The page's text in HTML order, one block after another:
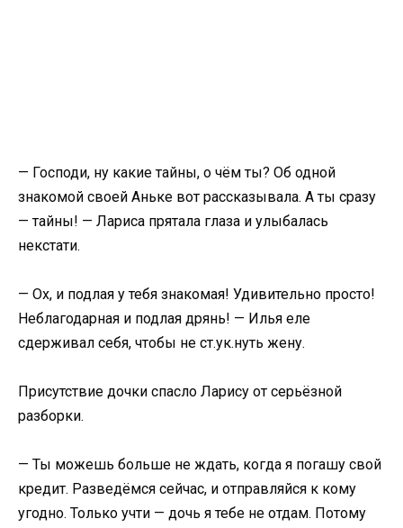
— Господи, ну какие тайны, о чём ты? Об одной
знакомой своей Аньке вот рассказывала. А ты сразу
— тайны! — Лариса прятала глаза и улыбалась
некстати.
— Ох, и подлая у тебя знакомая! Удивительно просто!
Неблагодарная и подлая дрянь! — Илья еле
сдерживал себя, чтобы не ст.ук.нуть жену.
Присутствие дочки спасло Ларису от серьёзной
разборки.
— Ты можешь больше не ждать, когда я погашу свой
кредит. Разведёмся сейчас, и отправляйся к кому
угодно. Только учти — дочь я тебе не отдам. Потому